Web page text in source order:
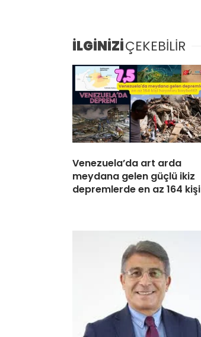
İLGİNİZİÇEKEBİLİR
Venezuela’da art arda
meydana gelen güçlü ikiz
depremlerde en az 164 kişi